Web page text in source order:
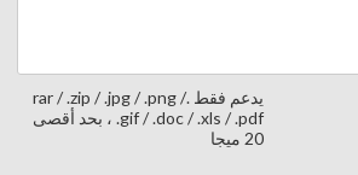
يدعم فقط .rar / .zip / .jpg / .png /
.gif / .doc / .xls / .pdf ، بحد أقصى
20 ميجا